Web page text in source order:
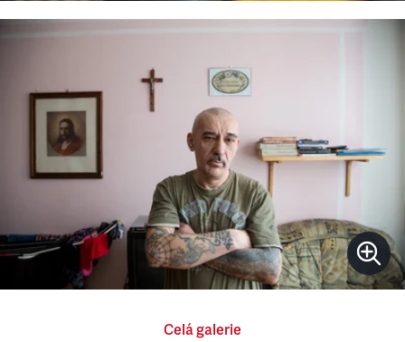
Celá galerie